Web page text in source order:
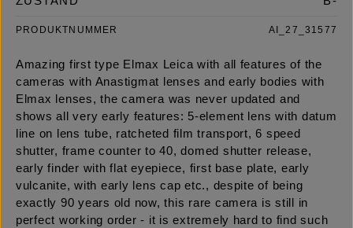
PRODUKTNUMMER AI_27_31577
Amazing first type Elmax Leica with all features of the
cameras with Anastigmat lenses and early bodies with
Elmax lenses, the camera was never updated and
shows all very early features: 5-element lens with datum
line on lens tube, ratcheted film transport, 6 speed
shutter, frame counter to 40, domed shutter release,
early finder with flat eyepiece, first base plate, early
vulcanite, with early lens cap etc., despite of being
exactly 90 years old now, this rare camera is still in
perfect working order - it is extremely hard to find such